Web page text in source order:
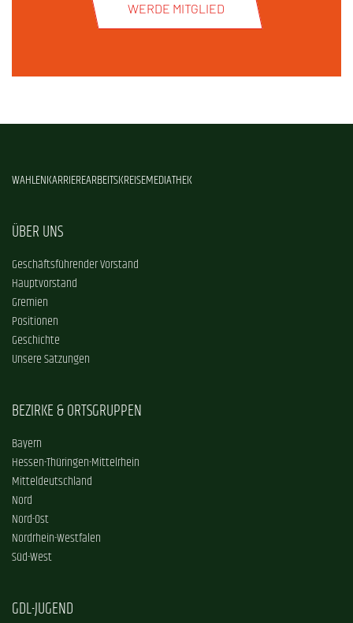
WERDE MITGLIED
WAHLENKARRIEREARBEITSKREISEMEDIATHEK
ÜBER UNS
Geschäftsführender Vorstand
Hauptvorstand
Gremien
Positionen
Geschichte
Unsere Satzungen
BEZIRKE & ORTSGRUPPEN
Bayern
Hessen-Thüringen-Mittelrhein
Mitteldeutschland
Nord
Nord-Ost
Nordrhein-Westfalen
Süd-West
GDL-JUGEND